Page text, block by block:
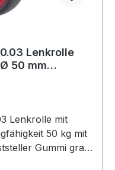
Lenkrolle
Lenkrolle mit
Gummi grau